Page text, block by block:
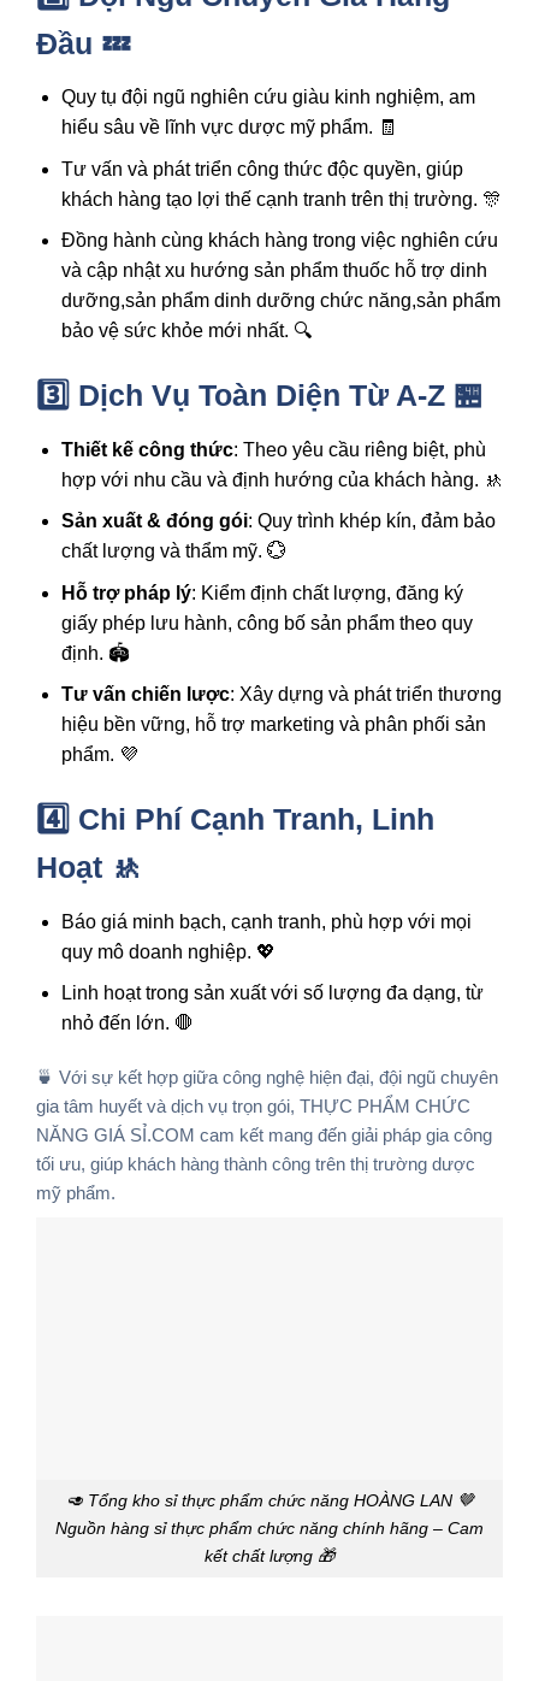
Đầu 💤
Quy tụ đội ngũ nghiên cứu giàu kinh nghiệm, am
hiểu sâu về lĩnh vực dược mỹ phẩm. 🧾
Tư vấn và phát triển công thức độc quyền, giúp
khách hàng tạo lợi thế cạnh tranh trên thị trường. 🎊
Đồng hành cùng khách hàng trong việc nghiên cứu
và cập nhật xu hướng sản phẩm thuốc hỗ trợ dinh
dưỡng,sản phẩm dinh dưỡng chức năng,sản phẩm
bảo vệ sức khỏemới nhất. 🔍
3️⃣ Dịch Vụ Toàn Diện Từ A-Z 🏪
Thiết kế công thức: Theo yêu cầu riêng biệt, phù
hợp với nhu cầu và định hướng của khách hàng. 🚸
Sản xuất & đóng gói: Quy trình khép kín, đảm bảo
chất lượng và thẩm mỹ. 💮
Hỗ trợ pháp lý: Kiểm định chất lượng, đăng ký
giấy phép lưu hành, công bố sản phẩm theo quy
định. 🏟️
Tư vấn chiến lược: Xây dựng và phát triển thương
hiệu bền vững, hỗ trợ marketing và phân phối sản
phẩm. 💜
4️⃣ Chi Phí Cạnh Tranh, Linh
Hoạt 🚸
Báo giá minh bạch, cạnh tranh, phù hợp với mọi
quy mô doanh nghiệp. 💖
Linh hoạt trong sản xuất với số lượng đa dạng, từ
nhỏ đến lớn. 🛑
🍵 Với sự kết hợp giữa công nghệ hiện đại, đội ngũ chuyên
gia tâm huyết và dịch vụ trọn gói, THỰC PHẨM CHỨC
NĂNG GIÁ SỈ.COM cam kết mang đến giải pháp gia công
tối ưu, giúp khách hàng thành công trên thị trường dược
mỹ phẩm.
🥑 Tổng kho sỉ thực phẩm chức năng HOÀNG LAN 🤎
Nguồn hàng sỉ thực phẩm chức năng chính hãng – Cam
kết chất lượng 🎁